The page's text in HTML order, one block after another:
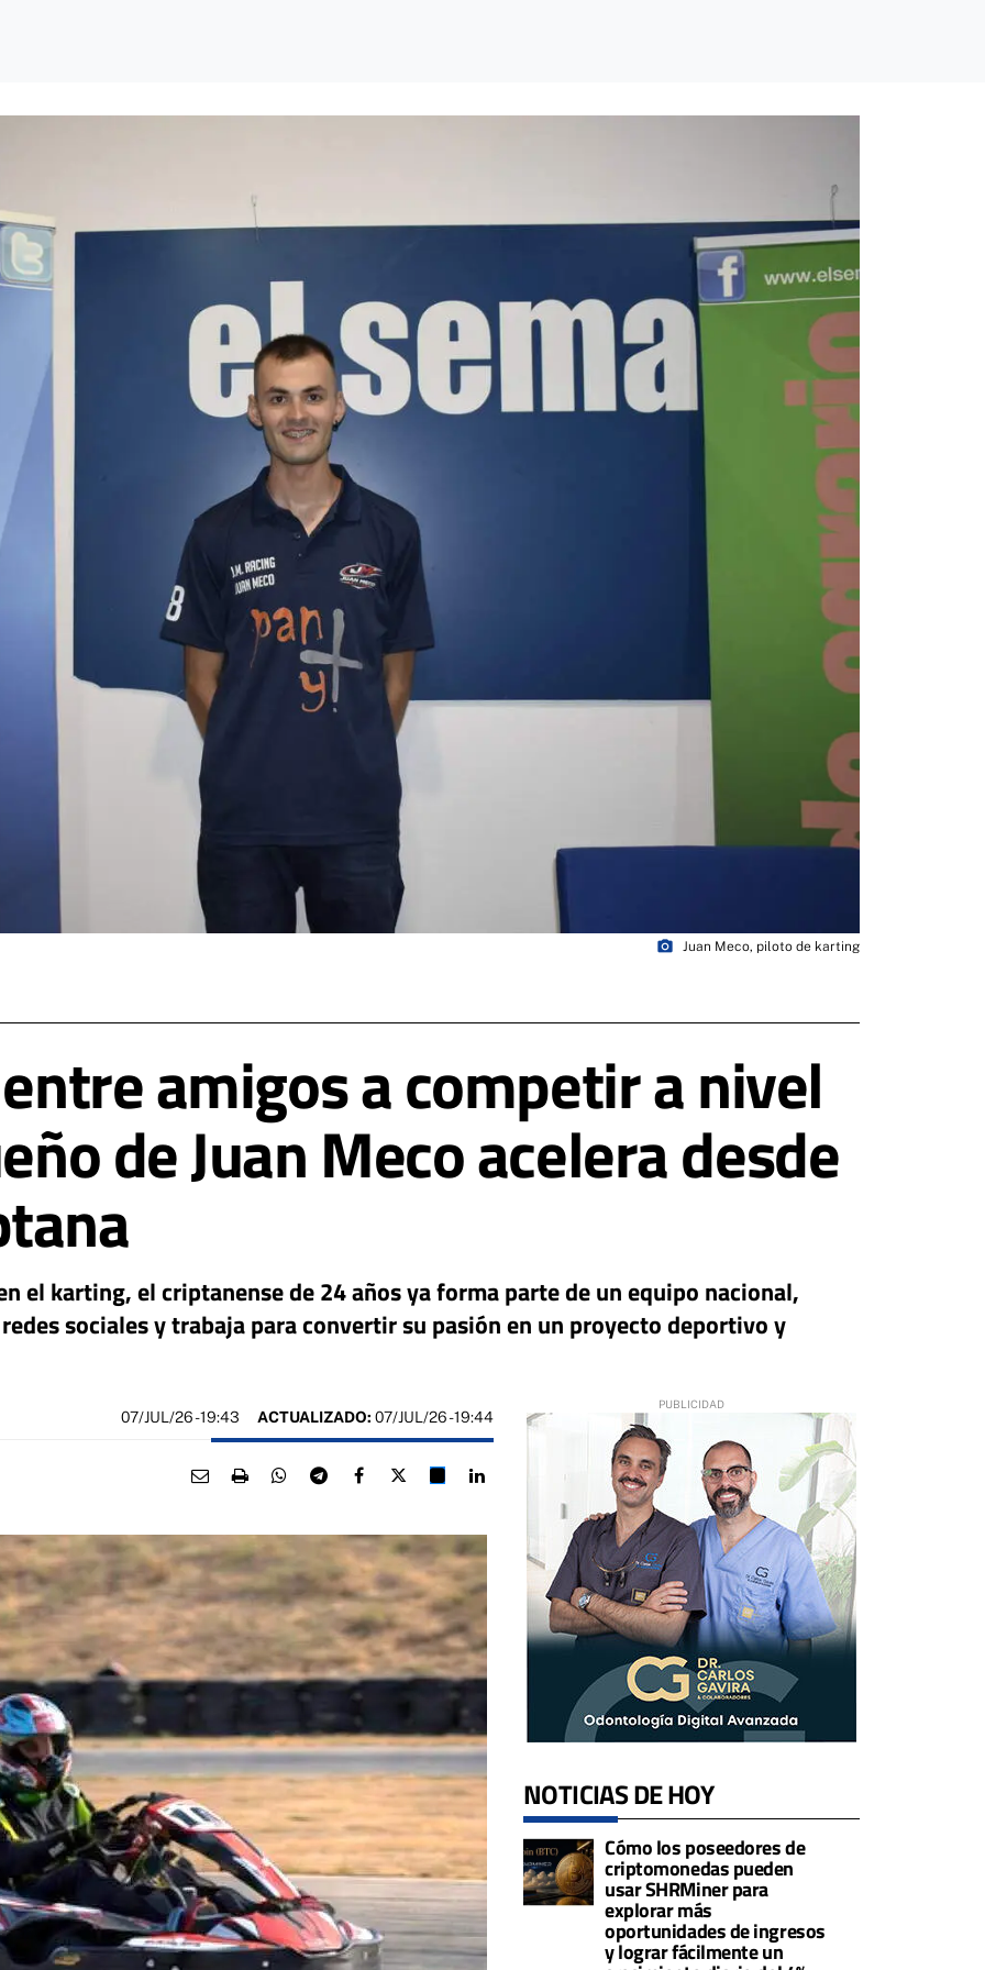
amigos a competir a nivel
de Juan Meco acelera desde
el karting, el criptanense de 24 años ya forma parte de un equipo nacional,
sociales y trabaja para convertir su pasión en un proyecto deportivo y
photo_camera Juan Meco, piloto de karting
07/JUL/26- 19:43 ACTUALIZADO: 07/JUL/26 - 19:44
NOTICIAS DE HOY
Cómo los poseedores de
criptomonedas pueden
usar SHRMiner para
explorar más
oportunidades de ingresos
y lograr fácilmente un